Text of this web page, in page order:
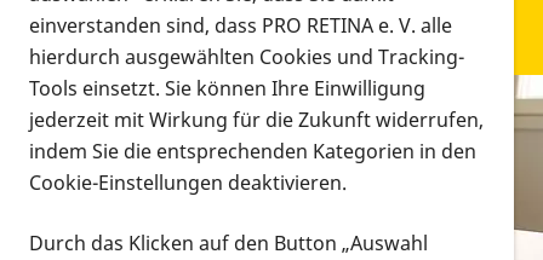
Infomaterial
Infomaterial
Vorlesen
einverstanden sind, dass PRO RETINA e. V. alle
hierdurch ausgewählten Cookies und Tracking-
Tools einsetzt. Sie können Ihre Einwilligung
jederzeit mit Wirkung für die Zukunft widerrufen,
indem Sie die entsprechenden Kategorien in den
Cookie-Einstellungen deaktivieren.
Durch das Klicken auf den Button „Auswahl